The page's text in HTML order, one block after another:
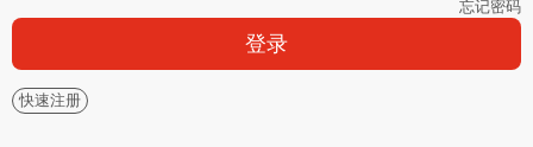
忘记密码
登录
快速注册